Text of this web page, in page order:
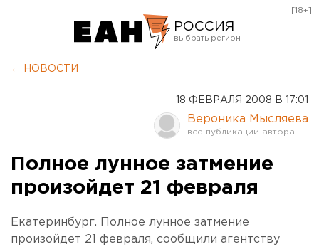
РОССИЯ
Оренбург
[18+]
← НОВОСТИ
18 ФЕВРАЛЯ 2008 В 17:01
Вероника Мысляева
Полное лунное затмение
произойдет 21 февраля
Екатеринбург. Полное лунное затмение
произойдет 21 февраля, сообщили агентству